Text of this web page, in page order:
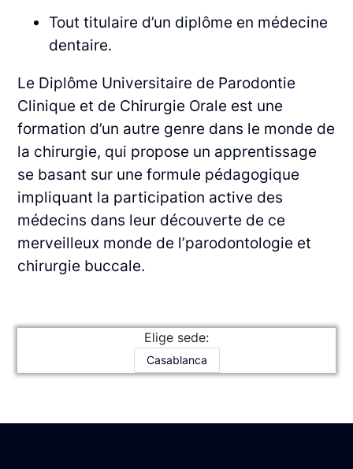
Tout titulaire d’un diplôme en médecine
dentaire.
Le Diplôme Universitaire de Parodontie
Clinique et de Chirurgie Orale est une
formation d’un autre genre dans le monde de
la chirurgie, qui propose un apprentissage
se basant sur une formule pédagogique
impliquant la participation active des
médecins dans leur découverte de ce
merveilleux monde de l’parodontologie et
chirurgie buccale.
Elige sede:
Casablanca